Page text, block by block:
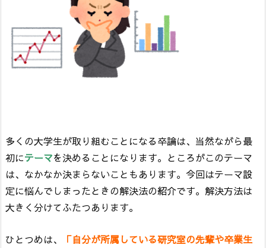
多くの大学生が取り組むことになる卒論は、当然ながら最
初にテーマを決めることになります。ところがこのテーマ
は、なかなか決まらないこともあります。今回はテーマ設
定に悩んでしまったときの解決法の紹介です。解決方法は
大きく分けてふたつあります。
ひとつめは、
「自分が所属している研究室の先輩や卒業生